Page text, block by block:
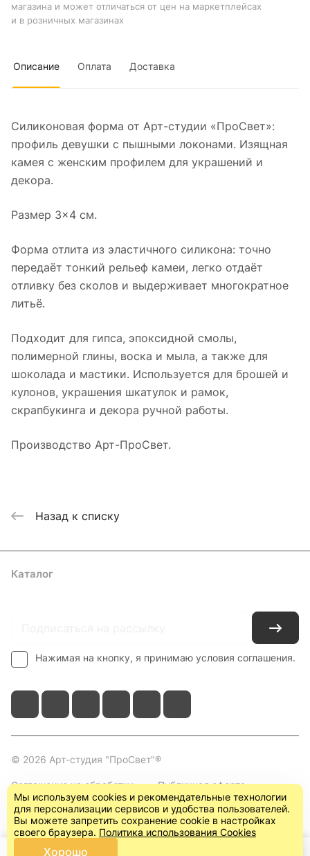
магазина и может отличаться от цен на маркетплейсах
и в розничных магазинах
Описание Оплата Доставка
Силиконовая форма от Арт-студии «ПроСвет»:
профиль девушки с пышными локонами. Изящная
камея с женским профилем для украшений и
декора.
Размер 3×4 см.
Форма отлита из эластичного силикона: точно
передаёт тонкий рельеф камеи, легко отдаёт
отливку без сколов и выдерживает многократное
литьё.
Подходит для гипса, эпоксидной смолы,
полимерной глины, воска и мыла, а также для
шоколада и мастики. Используется для брошей и
кулонов, украшения шкатулок и рамок,
скрапбукинга и декора ручной работы.
Производство Арт-ПроСвет.
Назад к списку
Каталог
Нажимая на кнопку, я принимаю условия соглашения.
© 2026 Арт-студия "ПроСвет"®
Соглашение на обработку
персональных данных
Публичная оферта
(пользовательское
соглашение)
Мы используем cookies и рекомендательные технологии
для персонализации сервисов и удобства пользователей.
Вы можете запретить сохранение cookie в настройках
своего браузера. Политика использования Cookies
Хорошо